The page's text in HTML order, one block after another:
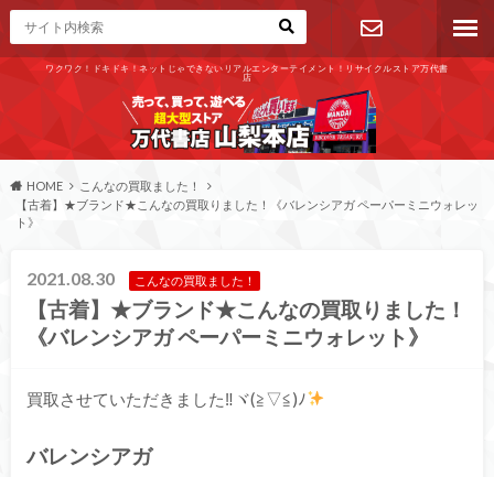
ワクワク！ドキドキ！ネットじゃできないリアルエンターテイメント！リサイクルストア万代書
店
お問い合わ
せ
HOME
こんなの買取ました！
【古着】★ブランド★こんなの買取りました！《バレンシアガ ペーパーミニウォレッ
ト》
2021.08.30 こんなの買取ました！
【古着】★ブランド★こんなの買取りました！
《バレンシアガ ペーパーミニウォレット》
買取させていただきました‼ヾ(≧▽≦)ﾉ
バレンシアガ